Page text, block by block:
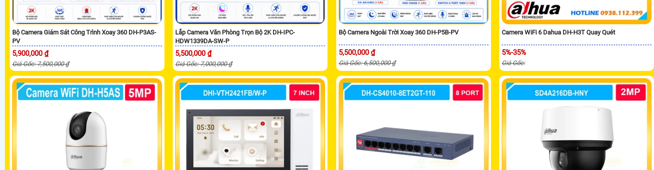
Bộ Camera Giám Sát Công Trình Xoay 360 DH-P3AS-
PV
5,900,000 ₫
Giá Gốc: 7,500,000 ₫
Lắp Camera Văn Phòng Trọn Bộ 2K DH-IPC-
HDW1339DA-SW-P
5,500,000 ₫
Giá Gốc: 7,000,000 ₫
Bộ Camera Ngoài Trời Xoay 360 DH-P5B-PV
5,500,000 ₫
Giá Gốc: 6,500,000 ₫
Camera WiFi 6 Dahua DH-H3T Quay Quét
5%-35%
Giá Gốc: